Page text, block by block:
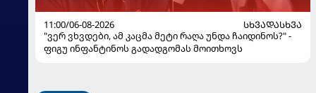
11:00/06-08-2026
ᲡᲮᲕᲐᲓᲐᲡᲮᲕᲐ
"ვერ ვხვდები, ამ კაცმა მეტი რაღა უნდა ჩაიდინოს?" -
ფიგუ ინფანტინოს გადადგომას მოითხოვს